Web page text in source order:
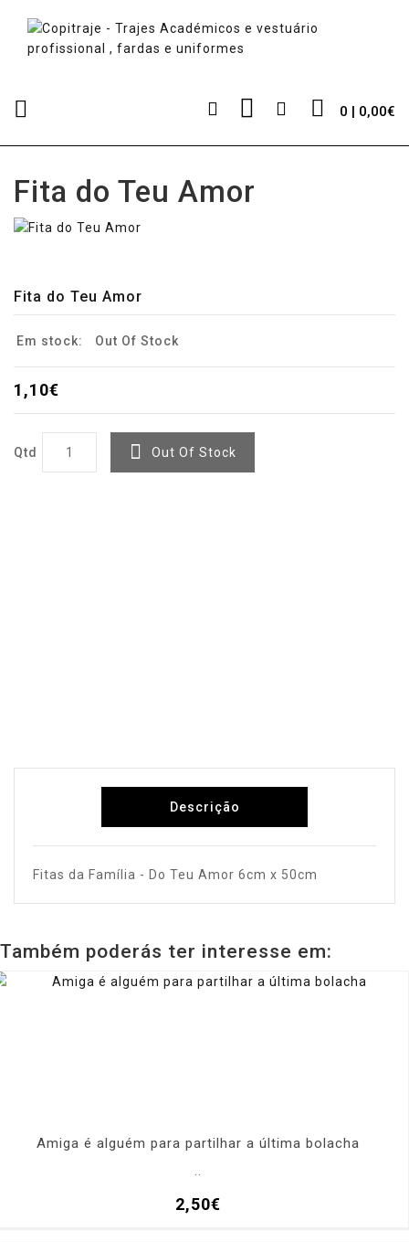
0 | 0,00€
Fita do Teu Amor
Fita do Teu Amor
Em stock: Out Of Stock
1,10€
Qtd Out Of Stock
Descrição
Fitas da Família - Do Teu Amor 6cm x 50cm
Também poderás ter interesse em:
Amiga é alguém para partilhar a última bolacha
2,50€